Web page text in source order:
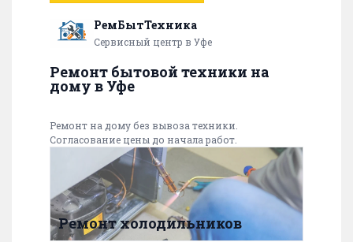
РемБытТехника
Сервисный центр в Уфе
Ремонт бытовой техники на
дому в Уфе
Ремонт на дому без вывоза техники.
Согласование цены до начала работ.
Ремонт холодильников